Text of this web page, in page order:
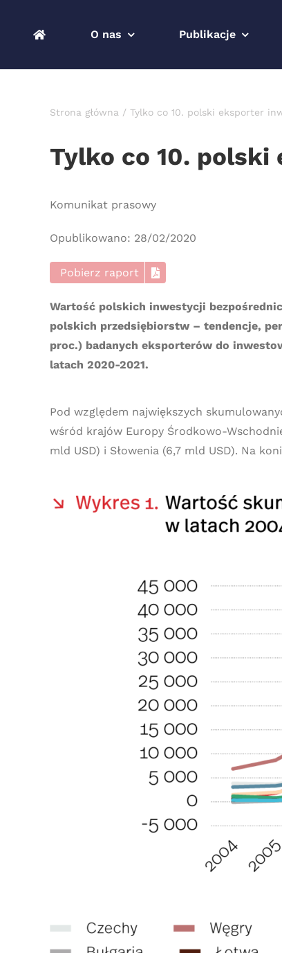
O nas Publikacje
Strona główna Tylko co 10. polski eksporter
Tylko co 10.
Komunikat prasowy
Opublikowano: 28/02/2020
Pobierz raport
Wartość polskich inwestycji
polskich przedsiębiorstw – tendencje,
proc.) badanych eksporterów do
latach 2020-2021.
Pod względem największych
wśród krajów Europy Środkowo-
mld USD) i Słowenia (6,7 mld USD). Na